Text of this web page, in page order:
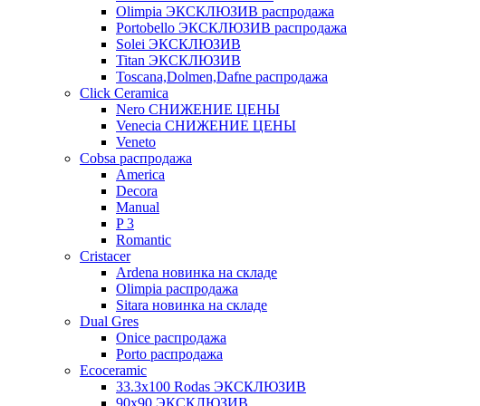
Olimpia ЭКСКЛЮЗИВ распродажа
Portobello ЭКСКЛЮЗИВ распродажа
Solei ЭКСКЛЮЗИВ
Titan ЭКСКЛЮЗИВ
Toscana,Dolmen,Dafne распродажа
Cliсk Ceramica
Nero СНИЖЕНИЕ ЦЕНЫ
Venecia СНИЖЕНИЕ ЦЕНЫ
Veneto
Cobsa распродажа
America
Decora
Manual
P 3
Romantic
Cristacer
Ardena новинка на складе
Olimpia распродажа
Sitara новинка на складе
Dual Gres
Onice распродажа
Porto распродажа
Ecoceramic
33.3х100 Rodas ЭКСКЛЮЗИВ
90x90 ЭКСКЛЮЗИВ